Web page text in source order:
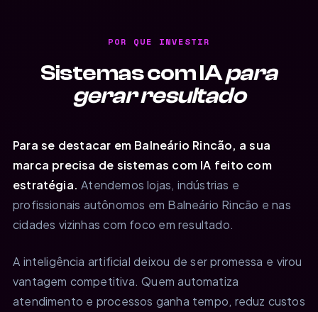
POR QUE INVESTIR
Sistemas com IApara
gerar resultado
Para se destacar em Balneário Rincão, a sua
marca precisa de sistemas com IA feito com
estratégia. Atendemos lojas, indústrias e
profissionais autônomos em Balneário Rincão e nas
cidades vizinhas com foco em resultado.
A inteligência artificial deixou de ser promessa e virou
vantagem competitiva. Quem automatiza
atendimento e processos ganha tempo, reduz custos